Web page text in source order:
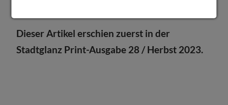
Dieser Artikel erschien zuerst in der
Stadtglanz Print-Ausgabe 28 / Herbst 2023.